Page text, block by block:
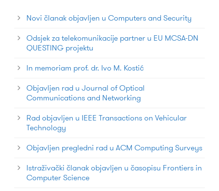
Novi članak objavljen u Computers and Security
Odsjek za telekomunikacije partner u EU MCSA-DN
QUESTING projektu
In memoriam prof. dr. Ivo M. Kostić
Objavljen rad u Journal of Optical
Communications and Networking
Rad objavljen u IEEE Transactions on Vehicular
Technology
Objavljen pregledni rad u ACM Computing Surveys
Istraživački članak objavljen u časopisu Frontiers in
Computer Science